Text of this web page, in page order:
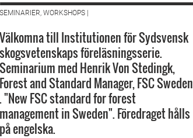
SEMINARIER, WORKSHOPS |
Välkomna till Institutionen för Sydsvensk
skogsvetenskaps föreläsningsserie.
Seminarium med Henrik Von Stedingk,
Forest and Standard Manager, FSC Sweden
. "New FSC standard for forest
management in Sweden". Föredraget hålls
på engelska.